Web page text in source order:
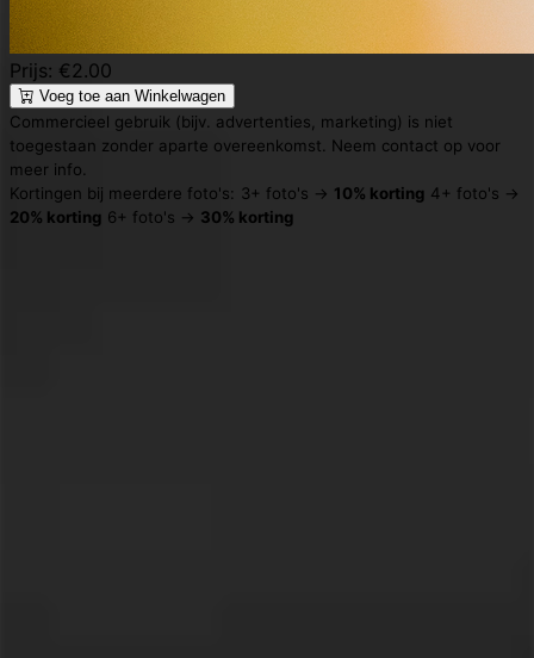
Prijs: €2.00
Voeg toe aan Winkelwagen
Commercieel gebruik (bijv. advertenties, marketing) is niet
toegestaan zonder aparte overeenkomst. Neem contact op voor
meer info.
Kortingen bij meerdere foto's: 3+ foto's → 10% korting 4+ foto's →
20% korting 6+ foto's → 30% korting